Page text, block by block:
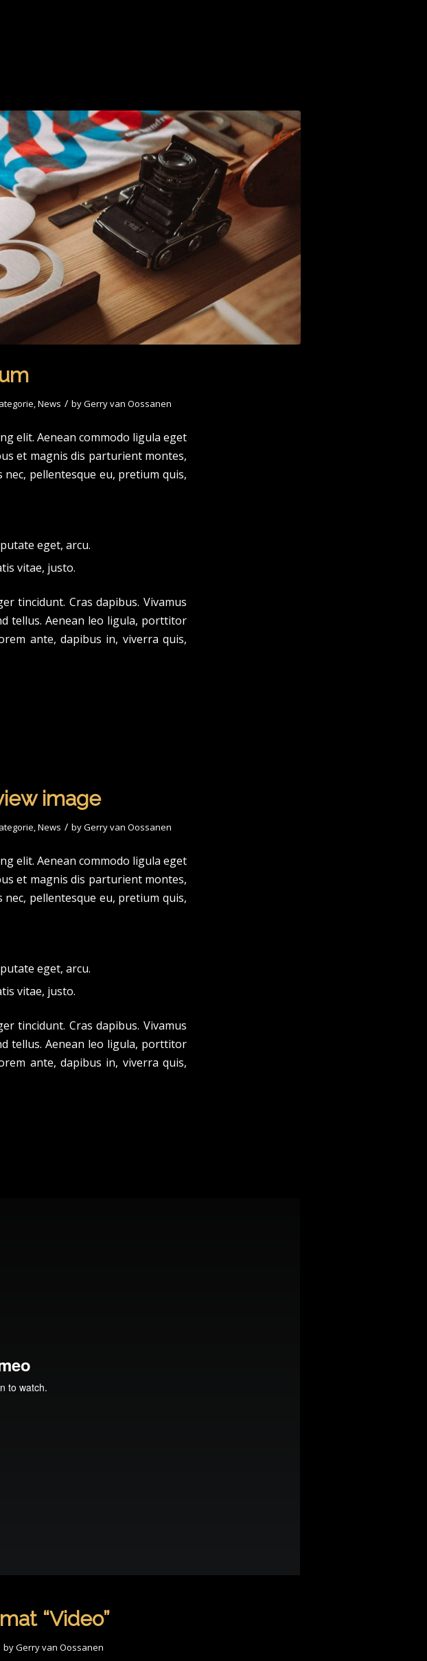
,News / byGerry van Oossanen
elit. Aenean commodo ligula eget
et magnis dis parturient montes,
pellentesque eu, pretium quis,
eget, arcu.
vitae, justo.
tincidunt. Cras dapibus. Vivamus
tellus. Aenean leo ligula, porttitor
ante, dapibus in, viverra quis,
image
,News / byGerry van Oossanen
elit. Aenean commodo ligula eget
et magnis dis parturient montes,
pellentesque eu, pretium quis,
eget, arcu.
vitae, justo.
tincidunt. Cras dapibus. Vivamus
tellus. Aenean leo ligula, porttitor
ante, dapibus in, viverra quis,
“Video”
byGerry van Oossanen